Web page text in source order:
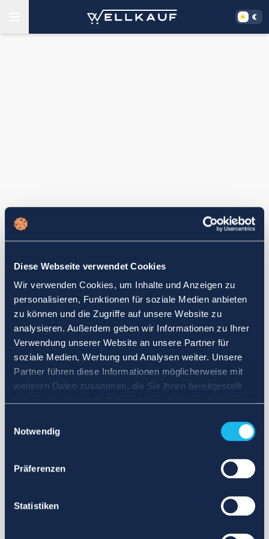
Diese Webseite verwendet Cookies
Wir verwenden Cookies, um Inhalte und Anzeigen zu
personalisieren, Funktionen für soziale Medien anbieten
zu können und die Zugriffe auf unsere Website zu
analysieren. Außerdem geben wir Informationen zu Ihrer
Verwendung unserer Website an unsere Partner für
soziale Medien, Werbung und Analysen weiter. Unsere
Partner führen diese Informationen möglicherweise mit
weiteren Daten zusammen, die Sie ihnen bereitgestellt
Notwendig
Präferenzen
Statistiken